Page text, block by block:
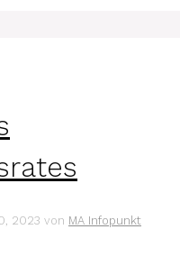
2023 von MA Infopunkt